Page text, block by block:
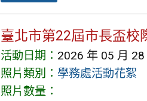
臺北市第22屆市長盃校
活動日期： 2026 年 05 月 28
照片類別： 學務處活動花絮
照片數量：